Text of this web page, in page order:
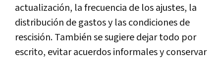
actualización, la frecuencia de los ajustes, la
distribución de gastos y las condiciones de
rescisión. También se sugiere dejar todo por
escrito, evitar acuerdos informales y conservar